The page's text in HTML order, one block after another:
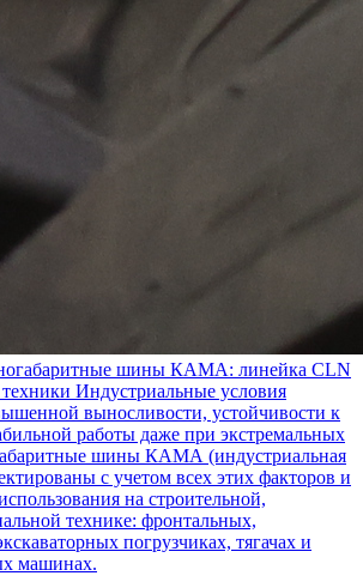
шины КАМА: линейка CLN
Индустриальные условия
выносливости, устойчивости к
работы даже при экстремальных
шины КАМА (индустриальная
с учетом всех этих факторов и
на строительной,
технике: фронтальных,
погрузчиках, тягачах и
машинах.